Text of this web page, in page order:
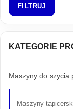
FILTRUJ
KATEGORIE
Maszyny do szycia
Maszyny